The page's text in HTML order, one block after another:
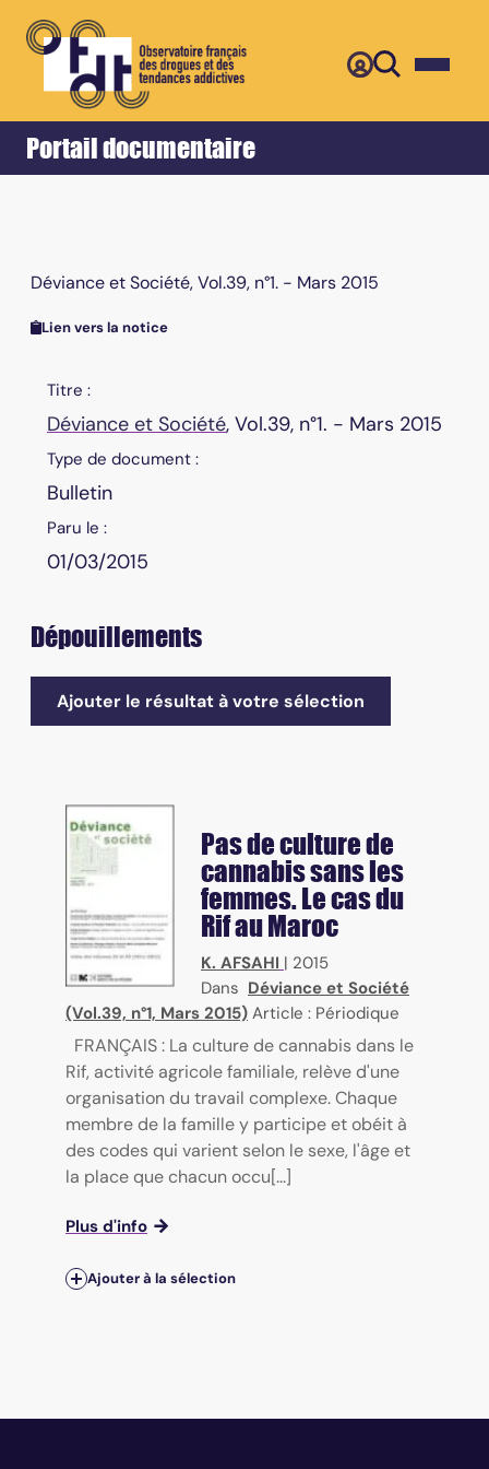
Portail documentaire
Accueil Retour
Déviance et Société, Vol.39, n°1. - Mars 2015
Lien vers la notice
Titre :
Déviance et Société, Vol.39, n°1. - Mars 2015
Type de document :
Bulletin
Paru le :
01/03/2015
Dépouillements
Ajouter le résultat à votre sélection
Pas de culture de
cannabis sans les
femmes. Le cas du
Rif au Maroc
K. AFSAHI | 2015
Dans Déviance et Société
(Vol.39, n°1, Mars 2015) Article : Périodique
FRANÇAIS : La culture de cannabis dans le
Rif, activité agricole familiale, relève d'une
organisation du travail complexe. Chaque
membre de la famille y participe et obéit à
des codes qui varient selon le sexe, l'âge et
la place que chacun occu[...]
Plus d'info
Ajouter à la sélection